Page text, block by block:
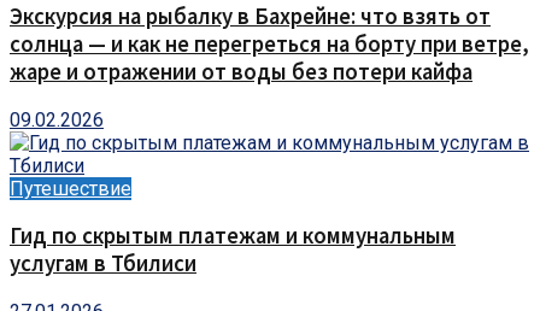
Экскурсия на рыбалку в Бахрейне: что взять от
солнца — и как не перегреться на борту при ветре,
жаре и отражении от воды без потери кайфа
09.02.2026
Путешествие
Гид по скрытым платежам и коммунальным
услугам в Тбилиси